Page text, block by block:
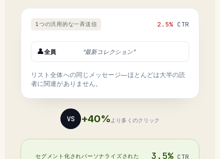
1つの汎用的な一斉送信 2.5% CTR
👤全員 “最新コレクション”
リスト全体への同じメッセージ—ほとんどは大半の読
者に関連がありません。
VS +40% より多くのクリック
セグメント化されパーソナライズされた 3.5%CTR